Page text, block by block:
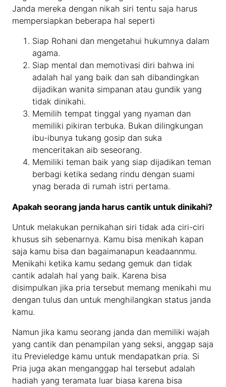
Janda mereka dengan nikah siri tentu saja harus
mempersiapkan beberapa hal seperti
Siap Rohani dan mengetahui hukumnya dalam
agama.
Siap mental dan memotivasi diri bahwa ini
adalah hal yang baik dan sah dibandingkan
dijadikan wanita simpanan atau gundik yang
tidak dinikahi.
Memilih tempat tinggal yang nyaman dan
memiliki pikiran terbuka. Bukan dilingkungan
ibu-ibunya tukang gosip dan suka
menceritakan aib seseorang.
Memiliki teman baik yang siap dijadikan teman
berbagi ketika sedang rindu dengan suami
ynag berada di rumah istri pertama.
Apakah seorang janda harus cantik untuk dinikahi?
Untuk melakukan pernikahan siri tidak ada ciri-ciri
khusus sih sebenarnya. Kamu bisa menikah kapan
saja kamu bisa dan bagaimanapun keadaannmu.
Menikahi ketika kamu sedang gemuk dan tidak
cantik adalah hal yang baik. Karena bisa
disimpulkan jika pria tersebut memang menikahi mu
dengan tulus dan untuk menghilangkan status janda
kamu.
Namun jika kamu seorang janda dan memiliki wajah
yang cantik dan penampilan yang seksi, anggap saja
itu Previeledge kamu untuk mendapatkan pria. Si
Pria juga akan menganggap hal tersebut adalah
hadiah yang teramata luar biasa karena bisa